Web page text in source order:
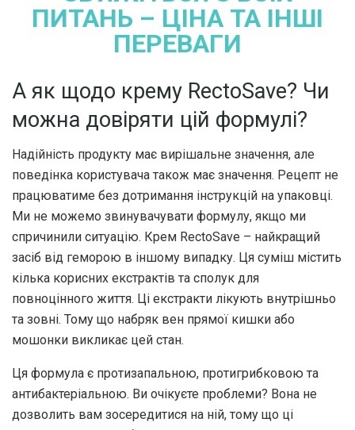
ПИТАНЬ – ЦІНА ТА ІНШІ
ПЕРЕВАГИ
А як щодо крему RectoSave? Чи
можна довіряти цій формулі?
Надійність продукту має вирішальне значення, але
поведінка користувача також має значення. Рецепт не
працюватиме без дотримання інструкцій на упаковці.
Ми не можемо звинувачувати формулу, якщо ми
спричинили ситуацію. Крем RectoSave – найкращий
засіб від геморою в іншому випадку. Ця суміш містить
кілька корисних екстрактів та сполук для
повноцінного життя. Ці екстракти лікують внутрішньо
та зовні. Тому що набряк вен прямої кишки або
мошонки викликає цей стан.
Ця формула є протизапальною, протигрибковою та
антибактеріальною. Ви очікуєте проблеми? Вона не
дозволить вам зосередитися на ній, тому що ці